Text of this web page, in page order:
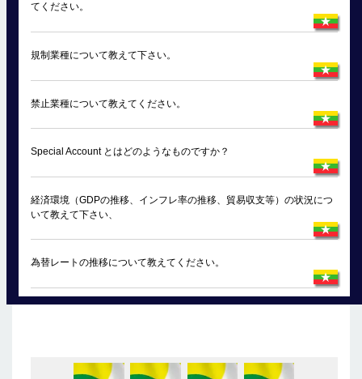
てください。
規制業種について教えて下さい。
禁止業種について教えてください。
Special Account とはどのようなものですか？
経済環境（GDPの推移、インフレ率の推移、貿易収支等）の状況につ
いて教えて下さい、
為替レートの推移について教えてください。